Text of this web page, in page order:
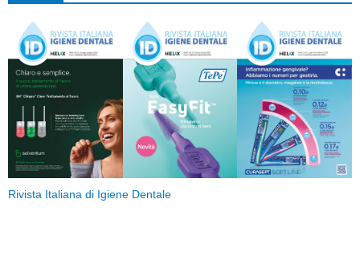
Rivista Italiana di Igiene Dentale